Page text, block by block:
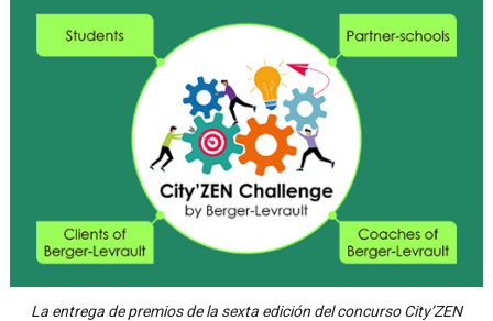
La entrega de premios de la sexta edición del concurso City’ZEN